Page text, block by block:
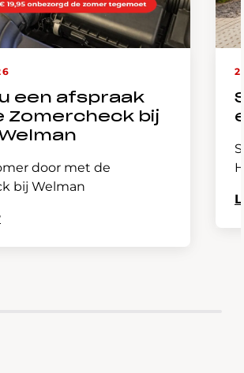
een afspraak
Zomercheck bij
door met de
bij Welman